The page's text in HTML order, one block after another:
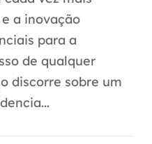
a inovação
para a
de qualquer
discorre sobre um